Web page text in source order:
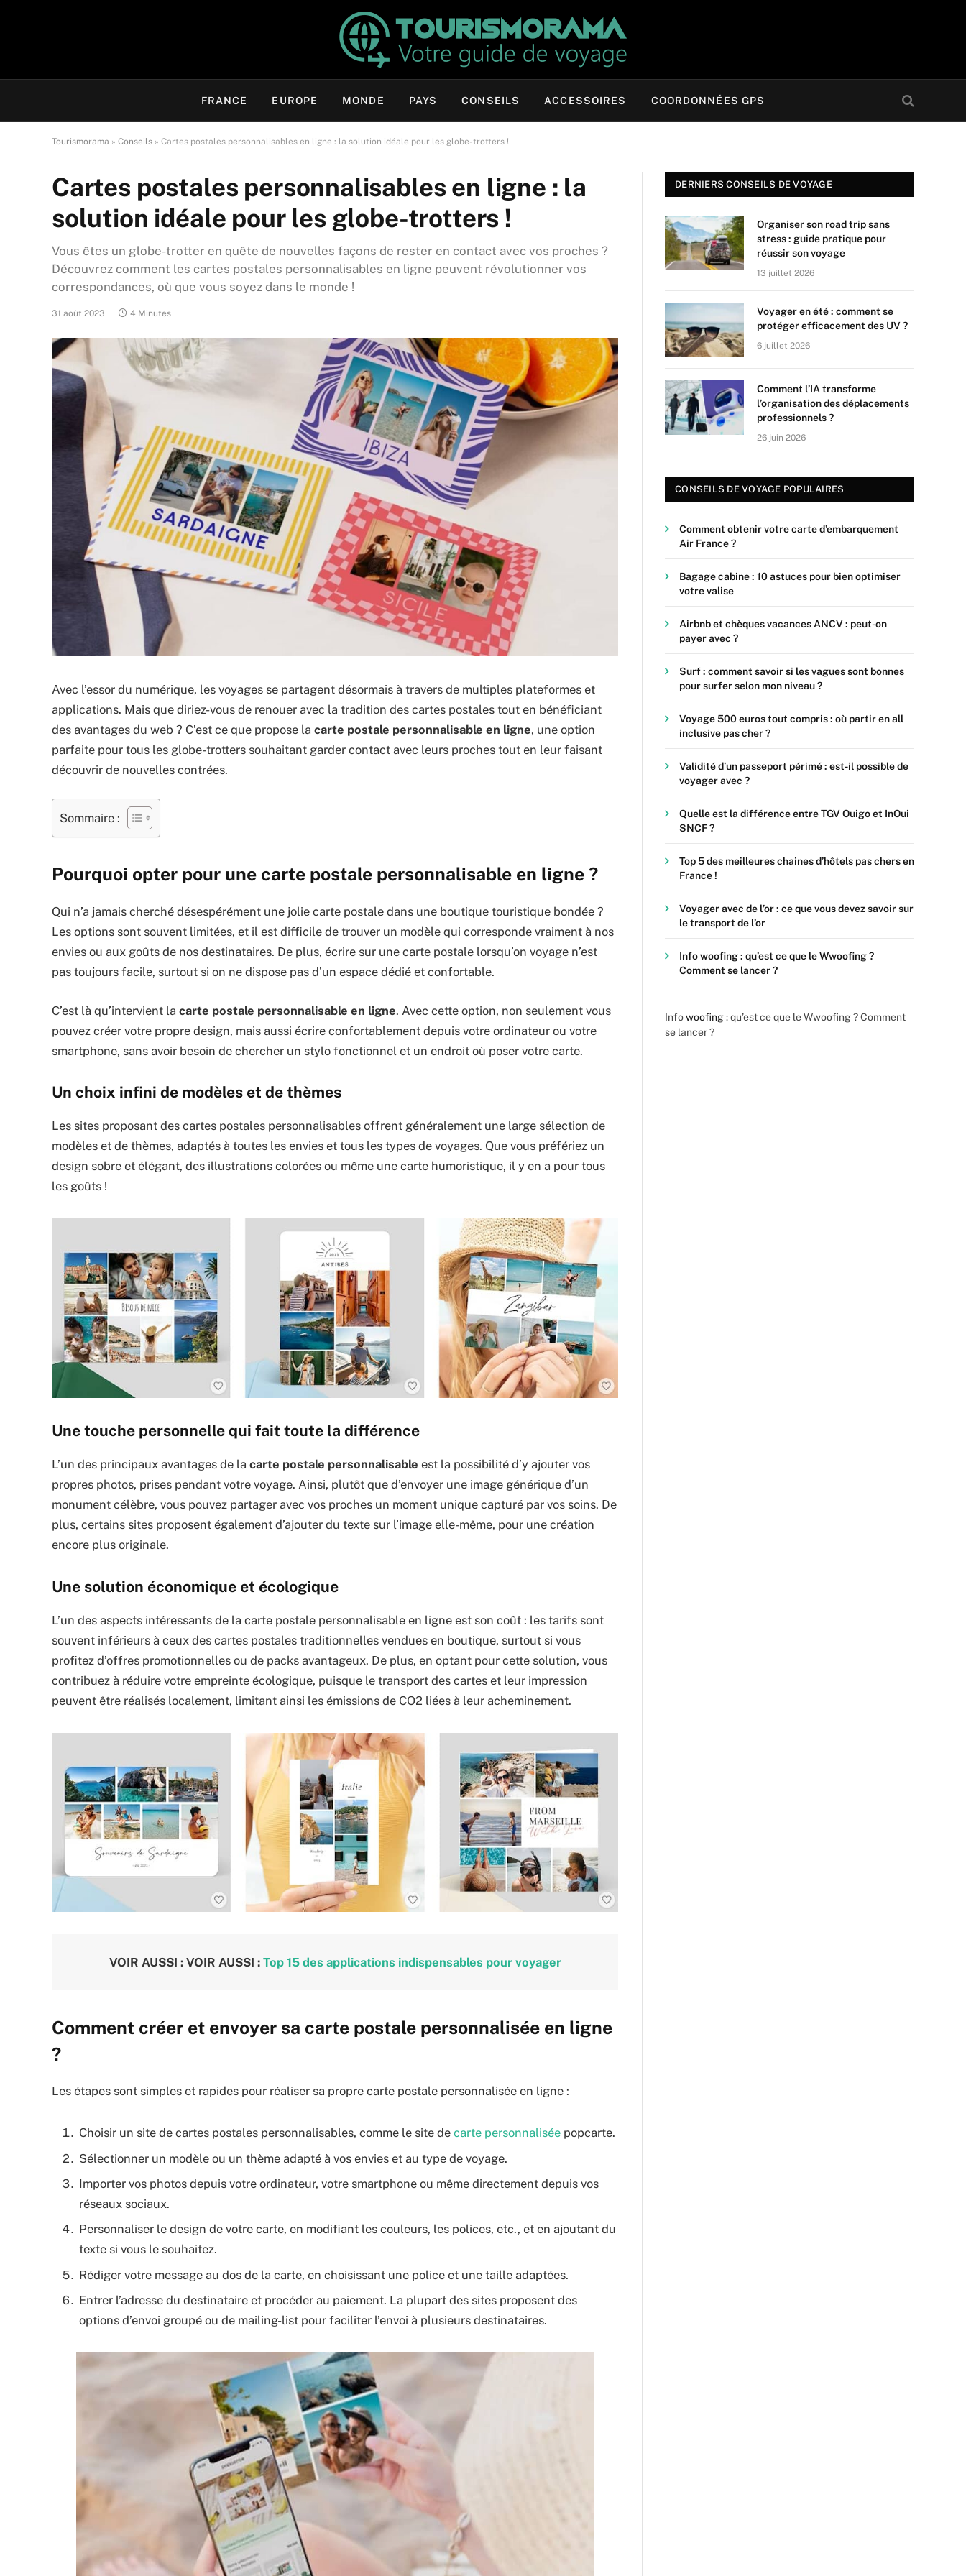
FRANCE EUROPE MONDE PAYS CONSEILS ACCESSOIRES COORDONNÉES GPS
Tourismorama » Conseils » Cartes postales personnalisables en ligne : la solution idéale pour les globe-trotters !
Cartes postales personnalisables en ligne : la
solution idéale pour les globe-trotters !
Vous êtes un globe-trotter en quête de nouvelles façons de rester en contact avec vos proches ?
Découvrez comment les cartes postales personnalisables en ligne peuvent révolutionner vos
correspondances, où que vous soyez dans le monde !
31 août 2023 4 Minutes
Avec l’essor du numérique, les voyages se partagent désormais à travers de multiples plateformes et
applications. Mais que diriez-vous de renouer avec la tradition des cartes postales tout en bénéficiant
des avantages du web ? C’est ce que propose la carte postale personnalisable en ligne, une option
parfaite pour tous les globe-trotters souhaitant garder contact avec leurs proches tout en leur faisant
découvrir de nouvelles contrées.
Sommaire :
Pourquoi opter pour une carte postale personnalisable en ligne ?
Qui n’a jamais cherché désespérément une jolie carte postale dans une boutique touristique bondée ?
Les options sont souvent limitées, et il est difficile de trouver un modèle qui corresponde vraiment à nos
envies ou aux goûts de nos destinataires. De plus, écrire sur une carte postale lorsqu’on voyage n’est
pas toujours facile, surtout si on ne dispose pas d’un espace dédié et confortable.
C’est là qu’intervient la carte postale personnalisable en ligne. Avec cette option, non seulement vous
pouvez créer votre propre design, mais aussi écrire confortablement depuis votre ordinateur ou votre
smartphone, sans avoir besoin de chercher un stylo fonctionnel et un endroit où poser votre carte.
Un choix infini de modèles et de thèmes
Les sites proposant des cartes postales personnalisables offrent généralement une large sélection de
modèles et de thèmes, adaptés à toutes les envies et tous les types de voyages. Que vous préfériez un
design sobre et élégant, des illustrations colorées ou même une carte humoristique, il y en a pour tous
les goûts !
Une touche personnelle qui fait toute la différence
L’un des principaux avantages de la carte postale personnalisable est la possibilité d’y ajouter vos
propres photos, prises pendant votre voyage. Ainsi, plutôt que d’envoyer une image générique d’un
monument célèbre, vous pouvez partager avec vos proches un moment unique capturé par vos soins. De
plus, certains sites proposent également d’ajouter du texte sur l’image elle-même, pour une création
encore plus originale.
Une solution économique et écologique
L’un des aspects intéressants de la carte postale personnalisable en ligne est son coût : les tarifs sont
souvent inférieurs à ceux des cartes postales traditionnelles vendues en boutique, surtout si vous
profitez d’offres promotionnelles ou de packs avantageux. De plus, en optant pour cette solution, vous
contribuez à réduire votre empreinte écologique, puisque le transport des cartes et leur impression
peuvent être réalisés localement, limitant ainsi les émissions de CO2 liées à leur acheminement.
VOIR AUSSI : VOIR AUSSI : Top 15 des applications indispensables pour voyager
Comment créer et envoyer sa carte postale personnalisée en ligne
?
Les étapes sont simples et rapides pour réaliser sa propre carte postale personnalisée en ligne :
Choisir un site de cartes postales personnalisables, comme le site de carte personnalisée popcarte.
Sélectionner un modèle ou un thème adapté à vos envies et au type de voyage.
Importer vos photos depuis votre ordinateur, votre smartphone ou même directement depuis vos
réseaux sociaux.
Personnaliser le design de votre carte, en modifiant les couleurs, les polices, etc., et en ajoutant du
texte si vous le souhaitez.
Rédiger votre message au dos de la carte, en choisissant une police et une taille adaptées.
Entrer l’adresse du destinataire et procéder au paiement. La plupart des sites proposent des
options d’envoi groupé ou de mailing-list pour faciliter l’envoi à plusieurs destinataires.
DERNIERS CONSEILS DE VOYAGE
Organiser son road trip sans
stress : guide pratique pour
réussir son voyage
13 juillet 2026
Voyager en été : comment se
protéger efficacement des UV ?
6 juillet 2026
Comment l’IA transforme
l’organisation des déplacements
professionnels ?
26 juin 2026
CONSEILS DE VOYAGE POPULAIRES
Comment obtenir votre carte d’embarquement
Air France ?
Bagage cabine : 10 astuces pour bien optimiser
votre valise
Airbnb et chèques vacances ANCV : peut-on
payer avec ?
Surf : comment savoir si les vagues sont bonnes
pour surfer selon mon niveau ?
Voyage 500 euros tout compris : où partir en all
inclusive pas cher ?
Validité d’un passeport périmé : est-il possible de
voyager avec ?
Quelle est la différence entre TGV Ouigo et InOui
SNCF ?
Top 5 des meilleures chaines d’hôtels pas chers en
France !
Voyager avec de l’or : ce que vous devez savoir sur
le transport de l’or
Info woofing : qu’est ce que le Wwoofing ?
Comment se lancer ?
Infowoofing: qu’est ce que le Wwoofing ? Comment
se lancer ?